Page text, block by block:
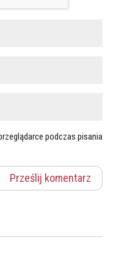
podczas pisania